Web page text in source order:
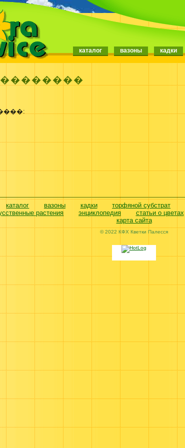
каталог вазоны кадки
каталог вазоны кадки торфяной субстрат
растения
энциклопедия статьи о цветах
карта сайта
© 2022 КФХ Кветки Палесся